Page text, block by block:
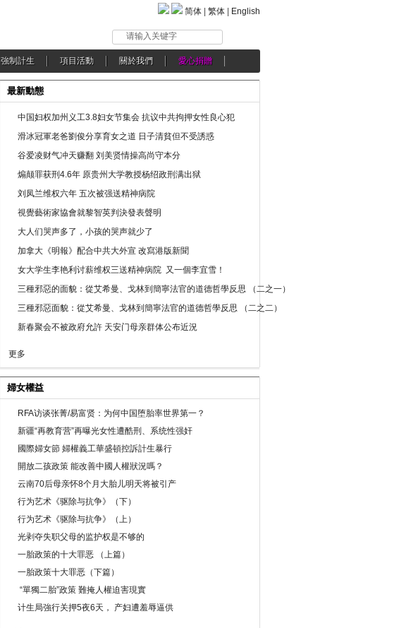
简体 繁体 English
请输入关键字
強制計生 項目活動 關於我們 愛心捐贈
最新動態
中国妇权加州义工3.8妇女节集会 抗议中共拘押女性良心犯
滑冰冠軍老爸劉俊分享育女之道 日子清貧但不受誘惑
谷爱凌财气冲天赚翻 刘美贤情操高尚守本分
煽颠罪获刑4.6年 原贵州大学教授杨绍政刑满出狱
刘凤兰维权六年 五次被强送精神病院
視覺藝術家協會就黎智英判決發表聲明
大人们哭声多了，小孩的哭声就少了
加拿大《明報》配合中共大外宣 改寫港版新聞
女大学生李艳利讨薪维权三送精神病院 又一個李宜雪！
三種邪惡的面貌：從艾希曼、戈林到簡寧法官的道德哲學反思 （二之一）
三種邪惡面貌：從艾希曼、戈林到簡寧法官的道德哲學反思 （二之二）
新春聚会不被政府允許 天安门母亲群体公布近況
更多
婦女權益
RFA访谈张菁/易富贤：为何中国堕胎率世界第一？
新疆“再教育营”再曝光女性遭酷刑、系统性强奸
國際婦女節 婦權義工華盛頓控訴計生暴行
開放二孩政策 能改善中國人權狀況嗎？
云南70后母亲怀8个月大胎儿明天将被引产
行为艺术《驱除与抗争》（下）
行为艺术《驱除与抗争》（上）
光剥夺失职父母的监护权是不够的
一胎政策的十大罪恶 （上篇）
一胎政策十大罪恶（下篇）
“單獨二胎”政策 難掩人權迫害現實
计生局強行关押5夜6天， 产妇遭羞辱逼供